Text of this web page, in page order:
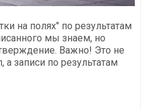
на полях" по результатам
мы знаем, но
Важно! Это не
а записи по результатам